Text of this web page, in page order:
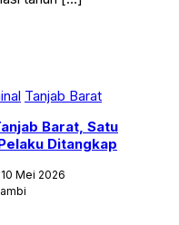
Tanjab Barat
Barat, Satu
Ditangkap
Mei 2026